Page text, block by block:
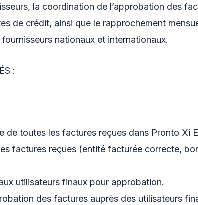
la coordination de l’approbation des
de crédit, ainsi que le rapprochement
nationaux et internationaux.
:
de toutes les factures reçues dans Pronto Xi
factures reçues (entité facturée correcte,
utilisateurs finaux pour approbation.
des factures auprès des utilisateurs